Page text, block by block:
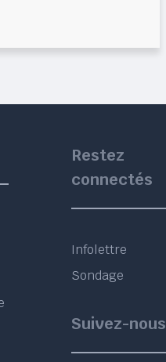
Restez
connectés
Infolettre
Sondage
Suivez-nous